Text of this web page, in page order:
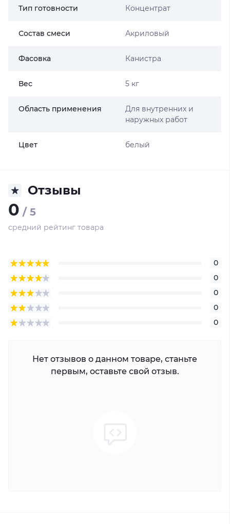
Тип готовности Концентрат
Состав смеси Акриловый
Фасовка Канистра
Вес 5 кг
Область применения
Для внутренних и
наружных работ
Цвет белый
Отзывы
0 / 5
средний рейтинг товара
0
0
0
0
0
Нет отзывов о данном товаре, станьте
первым, оставьте свой отзыв.